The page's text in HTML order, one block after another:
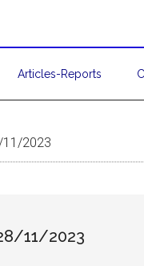
Articles-Reports
11/2023
11/2023